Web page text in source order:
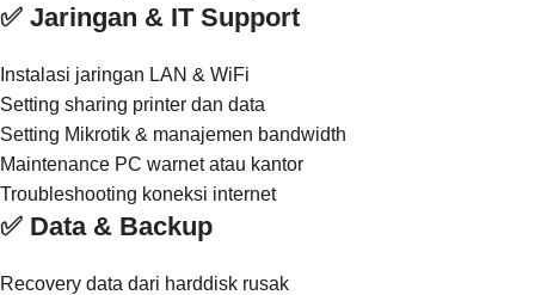
✅ Jaringan & IT Support
Instalasi jaringan LAN & WiFi
Setting sharing printer dan data
Setting Mikrotik & manajemen bandwidth
Maintenance PC warnet atau kantor
Troubleshooting koneksi internet
✅ Data & Backup
Recovery data dari harddisk rusak